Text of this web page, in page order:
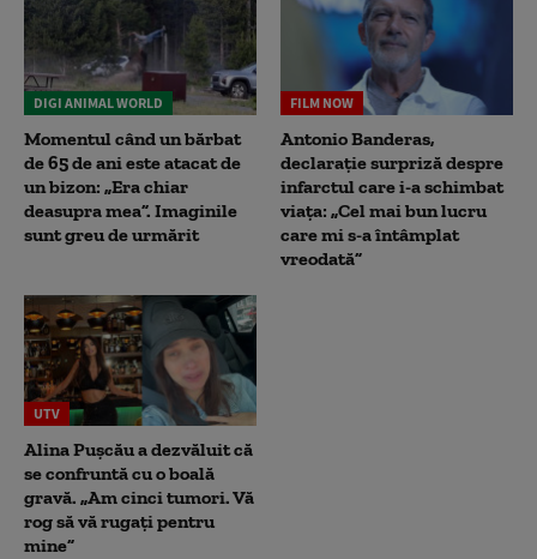
DIGI ANIMAL WORLD
Momentul când un bărbat
de 65 de ani este atacat de
un bizon: „Era chiar
deasupra mea”. Imaginile
sunt greu de urmărit
FILM NOW
Antonio Banderas,
declarație surpriză despre
infarctul care i-a schimbat
viața: „Cel mai bun lucru
care mi s-a întâmplat
vreodată”
UTV
Alina Pușcău a dezvăluit că
se confruntă cu o boală
gravă. „Am cinci tumori. Vă
rog să vă rugați pentru
mine”